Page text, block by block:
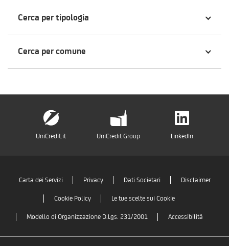
Cerca per tipologia
Cerca per comune
UniCredit.it UniCredit Group LinkedIn
Carta dei Servizi Privacy Dati Societari Disclaimer
Cookie Policy Le tue scelte sui Cookie
Modello di Organizzazione D.Lgs. 231/2001 Accessibilità